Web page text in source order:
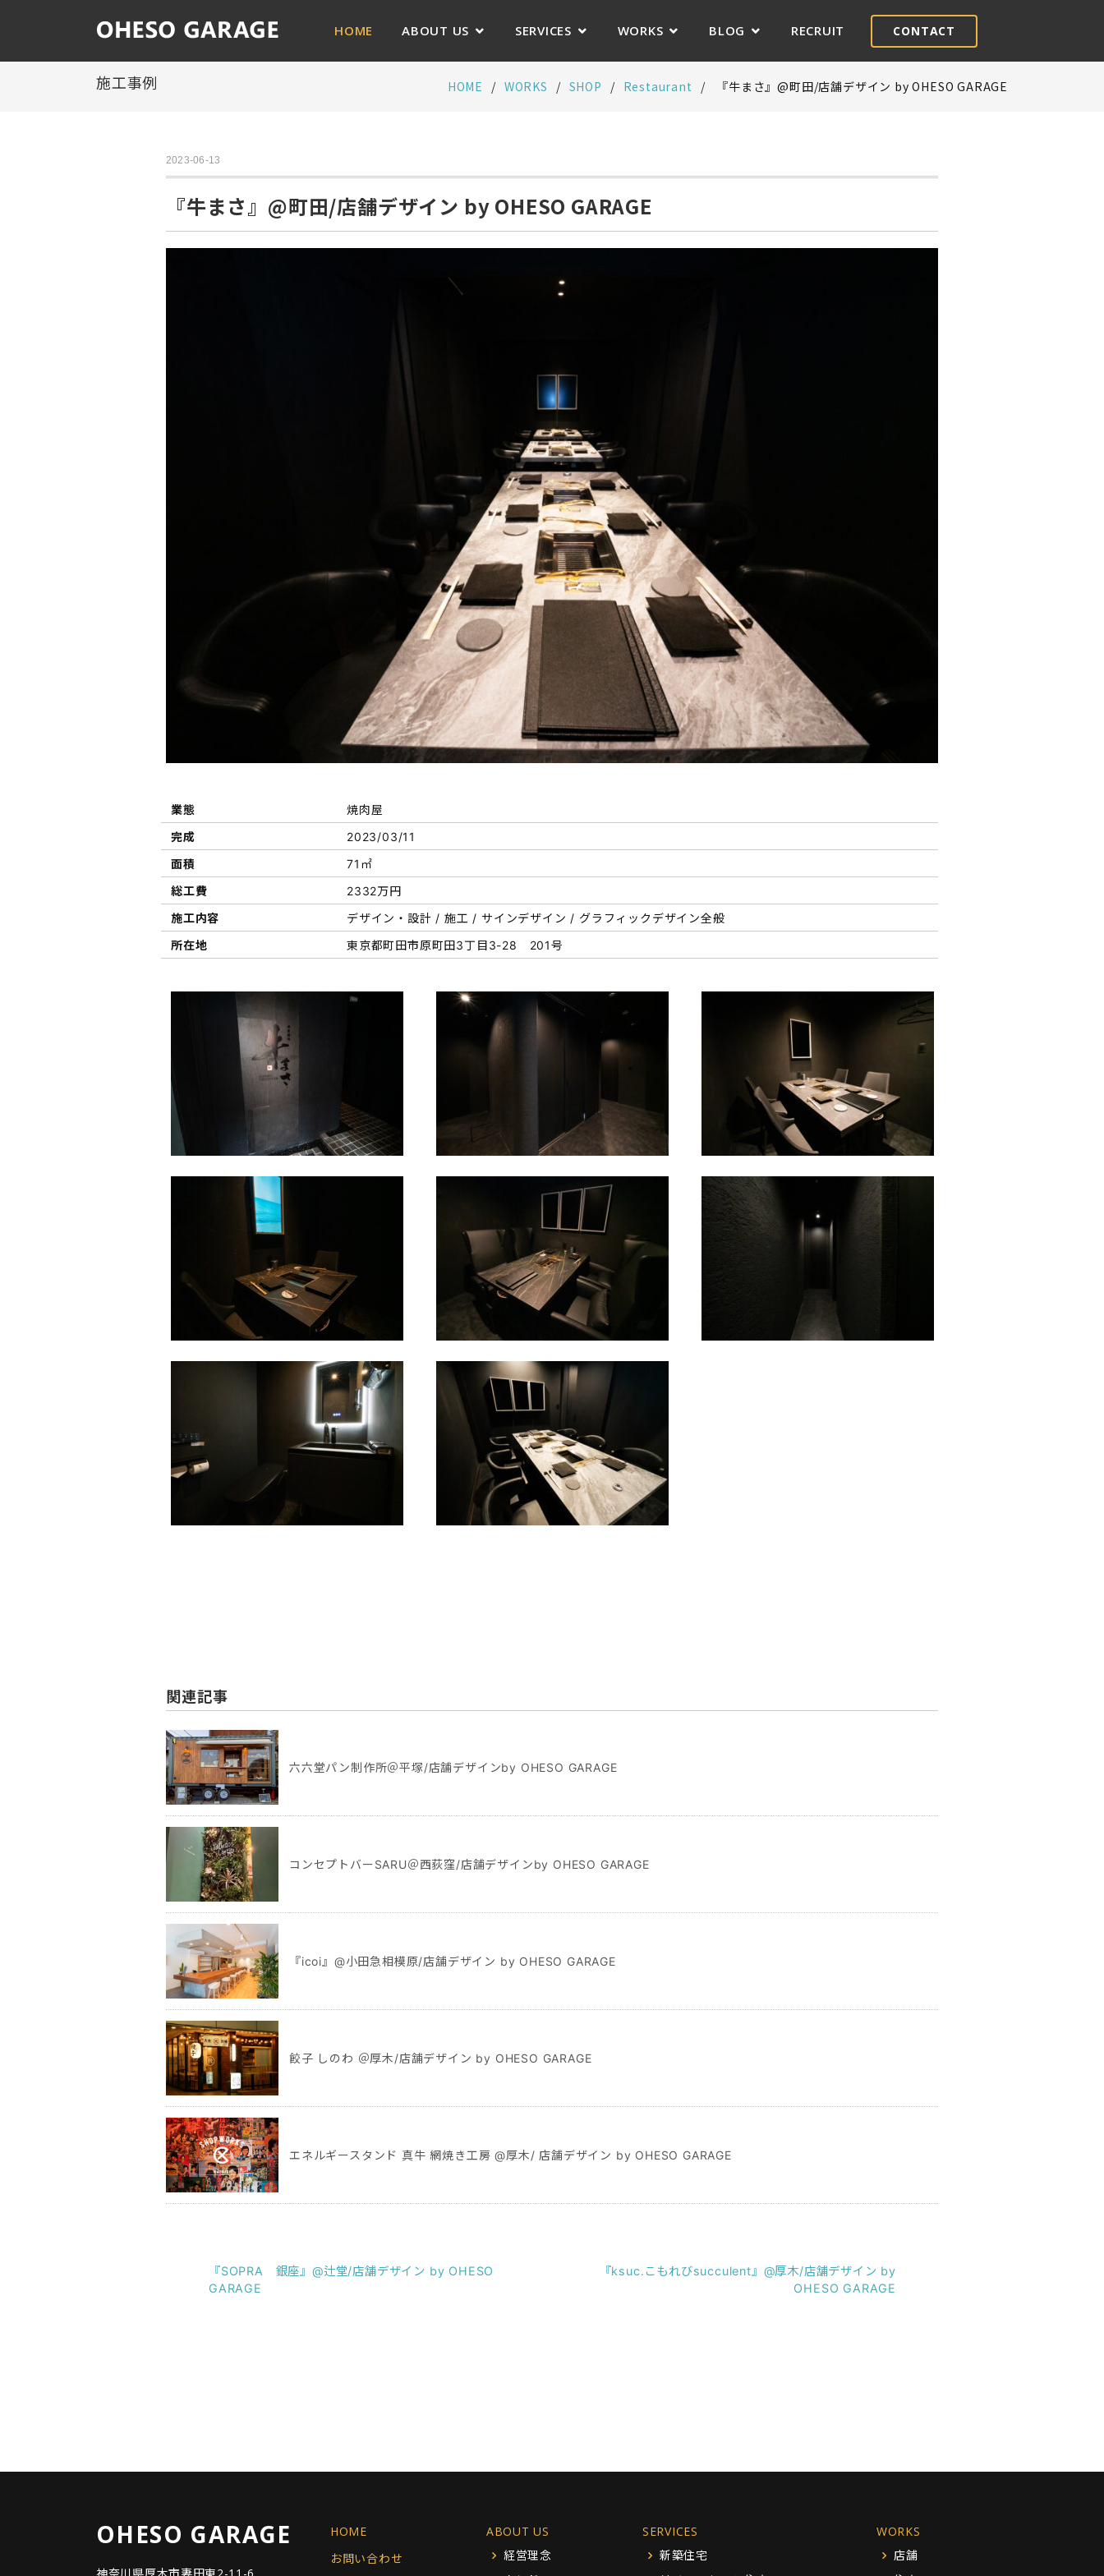
HOME ABOUT US SERVICES WORKS BLOG RECRUIT CONTACT
施工事例 HOME WORKS SHOP Restaurant 『牛まさ』@町田/店舗デザイン by OHESO GARAGE
2023-06-13
『牛まさ』@町田/店舗デザイン by OHESO GARAGE
業態
焼肉屋
完成
2023/03/11
面積
71㎡
総工費
2332万円
施工内容
デザイン・設計 / 施工 / サインデザイン / グラフィックデザイン全般
所在地
東京都町田市原町田3丁目3-28 201号
関連記事
六六堂パン制作所＠平塚/店舗デザインby OHESO GARAGE
コンセプトバーSARU＠西荻窪/店舗デザインby OHESO GARAGE
『icoi』@小田急相模原/店舗デザイン by OHESO GARAGE
餃子 しのわ ＠厚木/店舗デザイン by OHESO GARAGE
エネルギースタンド 真牛 網焼き工房 @厚木/ 店舗デザイン by OHESO GARAGE
『SOPRA 銀座』@辻堂/店舗デザイン by OHESO
GARAGE
『ksuc.こもれびsucculent』@厚木/店舗デザイン by
OHESO GARAGE
OHESO GARAGE
神奈川県厚木市妻田東2-11-6
HOME
お問い合わせ
ABOUT US
経営理念
SERVICES
新築住宅
WORKS
店舗